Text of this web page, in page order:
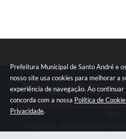
Prefeitura Municipal de Santo André e
nosso site usa cookies para melhorar a
experiência de navegação. Ao continuar
concorda com a nossa Política de
Privacidade.
Telefone: Central de
PABX: 4433-0111 ou
Endereço: Praça Quarto
Dias úteis, Atendimento